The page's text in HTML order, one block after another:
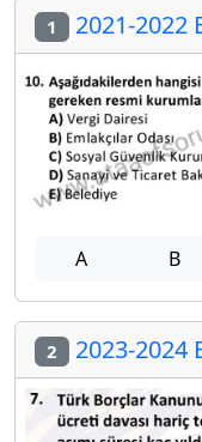
1 2021-2022
A B
2 2023-2024